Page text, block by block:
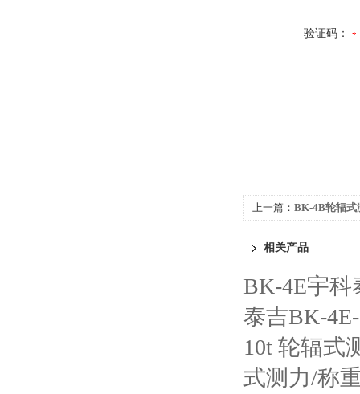
验证码：
上一篇： BK-4B轮辐式
相关产品
BK-4E宇科
泰吉BK-
10t 轮辐式
式测力/称